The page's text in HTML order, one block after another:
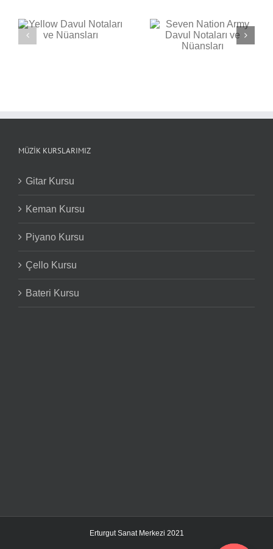
Seven Nation Army
Back in Black Davul
Notaları ve Nüansları
MÜZIK KURSLARIMIZ
Gitar Kursu
Keman Kursu
Piyano Kursu
Çello Kursu
Bateri Kursu
Erturgut Sanat Merkezi 2021